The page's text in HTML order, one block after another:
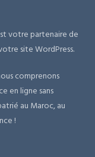
votre partenaire de
site WordPress.
comprenons
en ligne sans
au Maroc, au
!